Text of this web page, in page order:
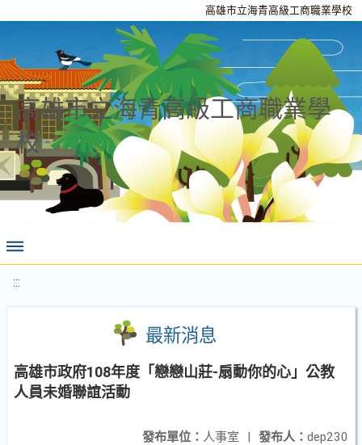
高雄市立海青高級工商職業學校
高雄市立海青高級工商職業學
校
:::
最新消息
高雄市政府108年度「戀戀山莊-扇動你的心」公教
人員未婚聯誼活動
發布人： dep230
發布單位： 人事室 |